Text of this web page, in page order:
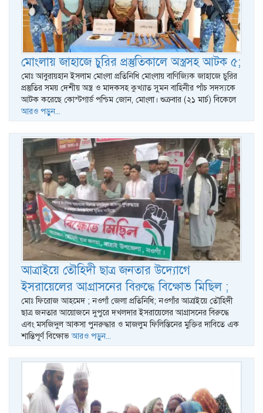
মোংলায় জাহাজে চুরির প্রস্তুতিকালে অস্ত্রসহ আটক ৫;
মোঃ আবুরায়হান ইসলাম মোংলা প্রতিনিধি মোংলায় বাণিজ্যিক জাহাজে চুরির
প্রস্তুতির সময় দেশীয় অস্ত্র ও মাদকসহ কুখ্যাত সুমন বাহিনীর পাঁচ সদস্যকে
আটক করেছে কোস্টগার্ড পশ্চিম জোন, মোংলা। শুক্রবার (২১ মার্চ) বিকেলে
আরও পড়ুন...
আত্রাইয়ে তৌহিদী ছাত্র জনতার উদ্যোগে
ইসরায়েলের আগ্রাসনের বিরুদ্ধে বিক্ষোভ মিছিল ;
মোঃ ফিরোজ আহমেদ ; নওগাঁ জেলা প্রতিনিধি; নওগাঁর আত্রাইয়ে তৌহিদী
ছাত্র জনতার আয়োজনে দুপুরে দখলদার ইসরায়েলের আগ্রাসনের বিরুদ্ধে
এবং মসজিদুল আকসা পুনরুদ্ধার ও মাজলুম ফিলিস্তিনের মুক্তির দাবিতে এক
শান্তিপূর্ণ বিক্ষোভআরও পড়ুন...